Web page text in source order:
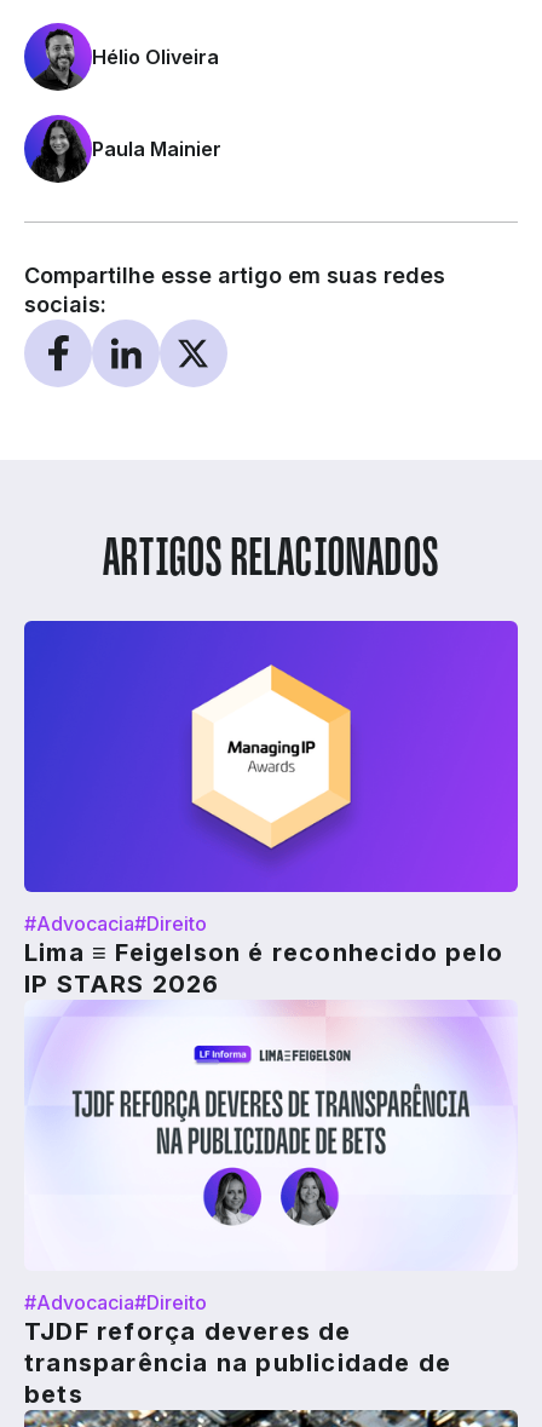
Hélio Oliveira
Paula Mainier
Compartilhe esse artigo em suas redes
sociais:
ARTIGOS RELACIONADOS
#Advocacia#Direito
Lima ≡ Feigelson é reconhecido pelo
IP STARS 2026
#Advocacia#Direito
TJDF reforça deveres de
transparência na publicidade de
bets